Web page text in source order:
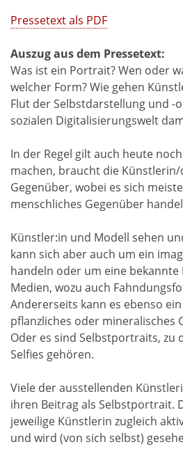
Pressetext als PDF
Auszug aus dem Pressetext:
Was ist ein Portrait? Wen oder
welcher Form? Wie gehen
Flut der Selbstdarstellung und -
sozialen Digitalisierungswelt
In der Regel gilt auch heute
machen, braucht die
Gegenüber, wobei es sich
menschliches Gegenüber
Künstler:in und Modell sehen
kann sich aber auch um ein
handeln oder um eine bekannte
Medien, wozu auch
Andererseits kann es ebenso
pflanzliches oder mineralisches
Oder es sind Selbstportraits, zu
Selfies gehören.
Viele der ausstellenden
ihren Beitrag als Selbstportrait.
jeweilige Künstlerin zugleich
und wird (von sich selbst)